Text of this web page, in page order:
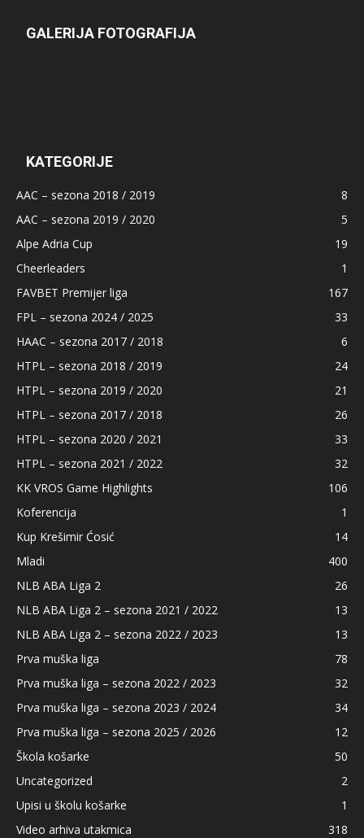
GALERIJA FOTOGRAFIJA
KATEGORIJE
AAC – sezona 2018 / 2019
8
AAC – sezona 2019 / 2020
5
Alpe Adria Cup
19
Cheerleaders
1
FAVBET Premijer liga
167
FPL – sezona 2024 / 2025
33
HAAC – sezona 2017 / 2018
6
HTPL – sezona 2018 / 2019
24
HTPL – sezona 2019 / 2020
21
HTPL – sezona 2017 / 2018
26
HTPL – sezona 2020 / 2021
33
HTPL – sezona 2021 / 2022
32
KK VROS Game Highlights
106
Koferencija
1
Kup Krešimir Ćosić
14
Mladi
400
NLB ABA Liga 2
26
NLB ABA Liga 2 – sezona 2021 / 2022
13
NLB ABA Liga 2 – sezona 2022 / 2023
13
Prva muška liga
78
Prva muška liga – sezona 2022 / 2023
32
Prva muška liga – sezona 2023 / 2024
34
Prva muška liga – sezona 2025 / 2026
12
Škola košarke
50
Uncategorized
2
Upisi u školu košarke
1
Video arhiva utakmica
318